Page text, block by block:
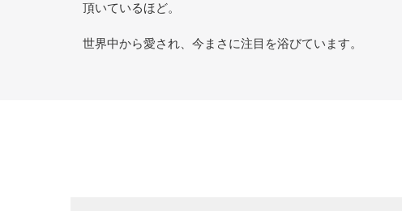
頂いているほど。
世界中から愛され、今まさに注目を浴びています。